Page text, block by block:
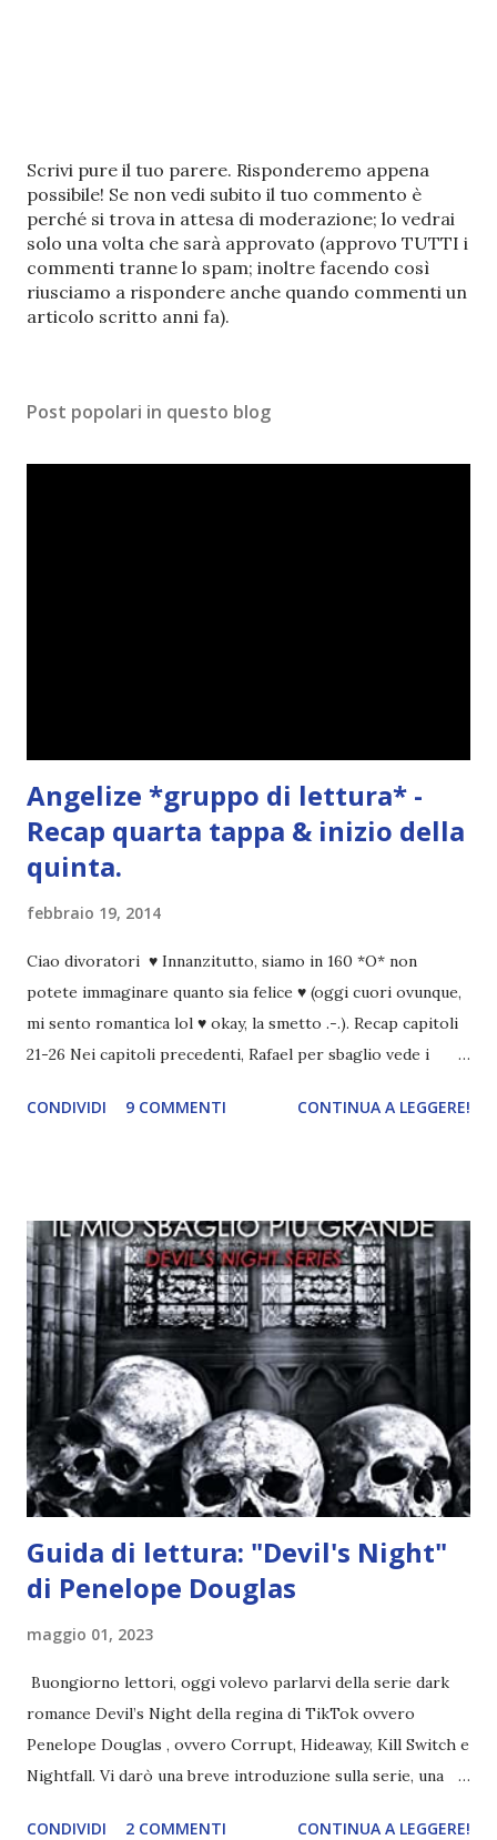
P
o
s
t
a
u
n
m
n
Scrivi pure il tuo parere. Risponderemo appena
possibile! Se non vedi subito il tuo commento è
perché si trova in attesa di moderazione; lo vedrai
solo una volta che sarà approvato (approvo TUTTI i
commenti tranne lo spam; inoltre facendo così
riusciamo a rispondere anche quando commenti un
articolo scritto anni fa).
Post popolari in questo blog
Angelize *gruppo di lettura* -
Recap quarta tappa & inizio della
quinta.
febbraio 19, 2014
Ciao divoratori ♥ Innanzitutto, siamo in 160 *O* non
potete immaginare quanto sia felice ♥ (oggi cuori ovunque,
mi sento romantica lol ♥ okay, la smetto .-.). Recap capitoli
21-26 Nei capitoli precedenti, Rafael per sbaglio vede i
incontrano e Hesediel mostra loro come combattere i puri.
angelo puro, Elemiah. Ma, a differenza di cosa pensano,
l'angelo non ha intenzione di fare una strage, piuttosto è lì
per avvertili che Mikael non è più "l'angelo puro" che
credono e che potrebbe aver ucciso altri mezzi angeli, tipo
Rafael. A quelle parole, Haniel seguito da altri ibridi, si reca
nell'appartamento, senza risultati. Infine cercano nella
chiesetta. Lì trovano Rafael alle prese con gli angeli puri,
ma questa volta ...
CONDIVIDI 9 COMMENTI CONTINUA A LEGGERE!
Guida di lettura: "Devil's Night"
di Penelope Douglas
maggio 01, 2023
Buongiorno lettori, oggi volevo parlarvi della serie dark
romance Devil’s Night della regina di TikTok ovvero
Penelope Douglas , ovvero Corrupt, Hideaway, Kill Switch e
Nightfall. Vi darò una breve introduzione sulla serie, una
CONDIVIDI 2 COMMENTI CONTINUA A LEGGERE!